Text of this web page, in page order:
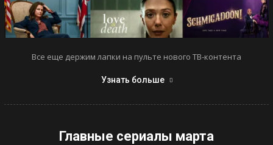
Все еще держим лапки на пульте нового ТВ-контента
Узнать больше
Главные сериалы марта